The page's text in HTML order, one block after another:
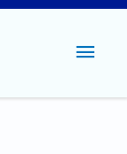
主
菜